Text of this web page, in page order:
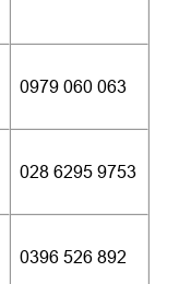
0979 060 063
028 6295 9753
0396 526 892